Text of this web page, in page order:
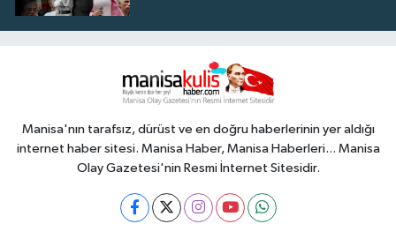
Manisa'nın tarafsız, dürüst ve en doğru haberlerinin yer aldığı
internet haber sitesi. Manisa Haber, Manisa Haberleri... Manisa
Olay Gazetesi'nin Resmi İnternet Sitesidir.